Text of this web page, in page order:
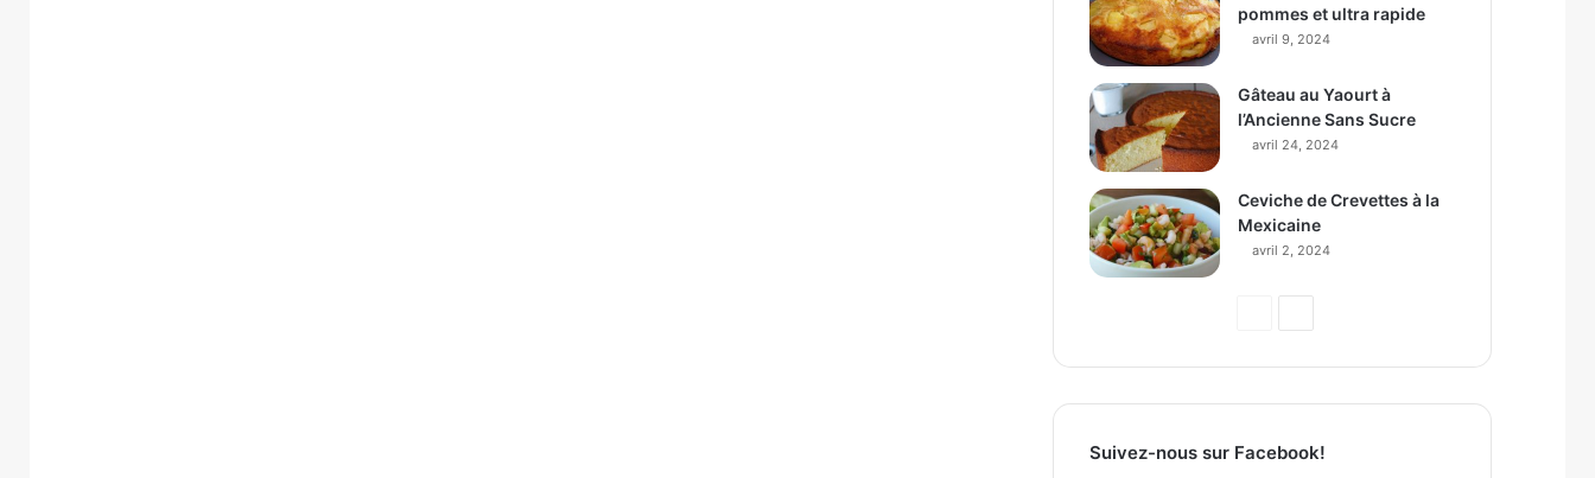
pommes et ultra rapide
avril 9, 2024
Gâteau au Yaourt à
l’Ancienne Sans Sucre
avril 24, 2024
Ceviche de Crevettes à la
Mexicaine
avril 2, 2024
p
s
Suivez-nous sur Facebook!